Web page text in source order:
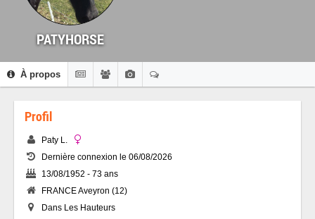
PATYHORSE
À propos
Profil
Paty L.
Dernière connexion le 06/08/2026
13/08/1952 - 73 ans
FRANCE Aveyron (12)
Dans Les Hauteurs